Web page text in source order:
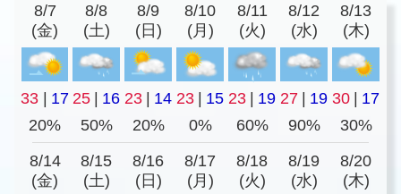
8/7
(金)
8/8
(土)
8/9
(日)
8/10
(月)
8/11
(火)
8/12
(水)
8/13
(木)
33 | 17 25 | 16 23 | 14 23 | 15 23 | 19 27 | 19 30 | 17
20%
50% 20% 0% 60% 90% 30%
8/14
(金)
8/15
(土)
8/16
(日)
8/17
(月)
8/18
(火)
8/19
(水)
8/20
(木)